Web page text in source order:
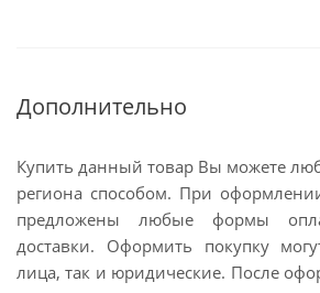
Дополнительно
Купить данный товар Вы можете
региона способом. При
предложены любые формы
доставки. Оформить покупку
лица, так и юридические. После